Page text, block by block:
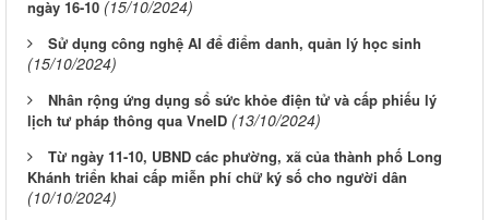
ngày 16-10 (15/10/2024)
Sử dụng công nghệ AI để điểm danh, quản lý học sinh
(15/10/2024)
Nhân rộng ứng dụng sổ sức khỏe điện tử và cấp phiếu lý
lịch tư pháp thông qua VneID (13/10/2024)
Từ ngày 11-10, UBND các phường, xã của thành phố Long
Khánh triển khai cấp miễn phí chữ ký số cho người dân
(10/10/2024)